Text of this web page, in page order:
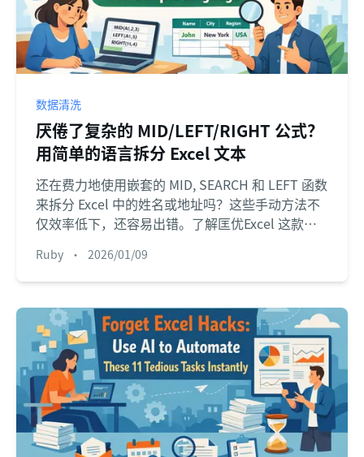
数据清洗
厌倦了复杂的 MID/LEFT/RIGHT 公式？
用简单的语言拆分 Excel 文本
还在费力地使用嵌套的 MID, SEARCH 和 LEFT 函数
来拆分 Excel 中的姓名或地址吗？这些手动方法不
仅效率低下，还容易出错。了解匡优Excel 这款
轻松完成复杂的文本拆分。
Ruby • 2026/01/09